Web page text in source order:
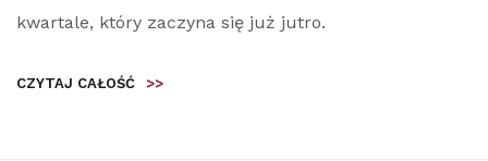
kwartale, który zaczyna się już jutro.
CZYTAJ CAŁOŚĆ >>